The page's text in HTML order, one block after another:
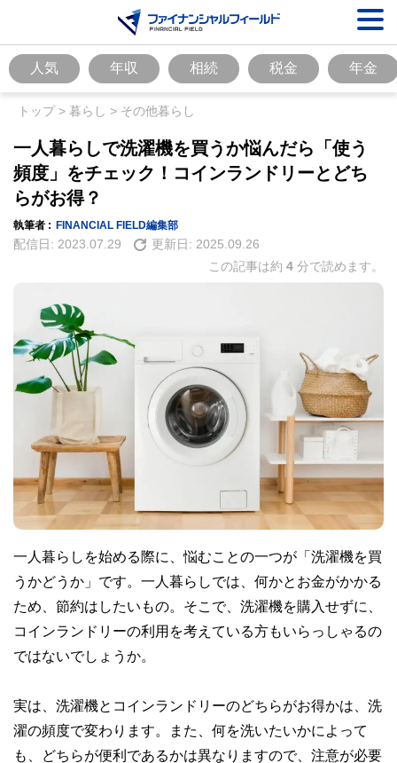
人気 年収 相続 税金 年金
トップ> 暮らし > その他暮らし
一人暮らしで洗濯機を買うか悩んだら「使う
頻度」をチェック！コインランドリーとどち
らがお得？
執筆者 : FINANCIAL FIELD編集部
配信日: 2023.07.29 更新日: 2025.09.26
この記事は約 4 分で読めます。
一人暮らしを始める際に、悩むことの一つが「洗濯機を買
うかどうか」です。一人暮らしでは、何かとお金がかかる
ため、節約はしたいもの。そこで、洗濯機を購入せずに、
コインランドリーの利用を考えている方もいらっしゃるの
ではないでしょうか。
実は、洗濯機とコインランドリーのどちらがお得かは、洗
濯の頻度で変わります。また、何を洗いたいかによって
も、どちらが便利であるかは異なりますので、注意が必要